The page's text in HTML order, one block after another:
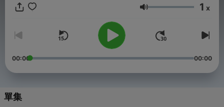
音量 1 x
00:00 00:00
單集